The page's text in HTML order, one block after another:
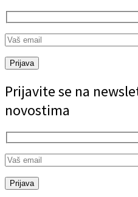
Prijava
Prijavite se na
novostima
Prijava